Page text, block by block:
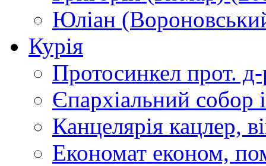
Юліан
Курія
Протосинкел прот.
Єпархіальний собор
Канцелярія кацлер,
Економат економ,